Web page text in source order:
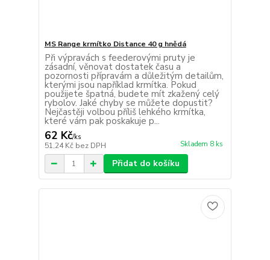
MS Range krmítko Distance 40 g hnědá
Při výpravách s feederovými pruty je
zásadní, věnovat dostatek času a
pozornosti přípravám a důležitým detailům,
kterými jsou například krmítka. Pokud
použijete špatná, budete mít zkažený celý
rybolov. Jaké chyby se můžete dopustit?
Nejčastěji volbou příliš lehkého krmítka,
které vám pak poskakuje p...
62 Kč/ks
51,24 Kč bez DPH Skladem 8 ks
Přidat do košíku